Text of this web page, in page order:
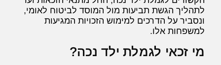
לתהליך הגשת תביעות מול המוסד לביטוח לאומי,
ונסביר על הדרכים למימוש הזכויות המגיעות
למשפחות אלו.
מי זכאי לגמלת ילד נכה?